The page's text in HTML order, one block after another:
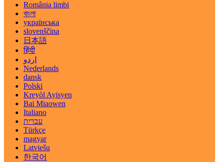
România limbi
বাংলা
українська
slovenščina
日本語
हिंदी
اردو
Nederlands
dansk
Polski
Kreyòl Ayisyen
Bai Miaowen
Italiano
עברית
Türkçe
magyar
Latviešu
한국어